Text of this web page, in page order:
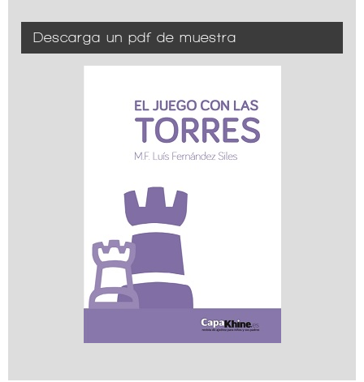
Descarga un pdf de muestra